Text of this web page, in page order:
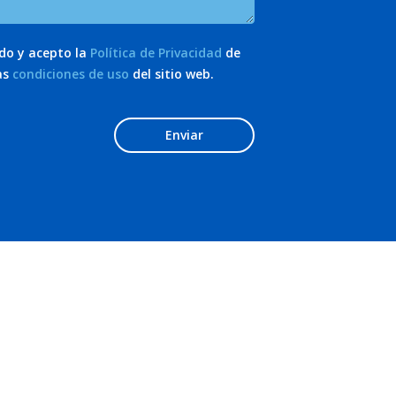
y acepto la Política de Privacidad de
condiciones de uso del sitio web.
Enviar